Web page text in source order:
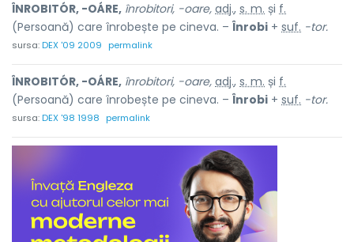
ÎNROBITÓR, -OÁRE, înrobitori, -oare, adj., s. m. și f.
(Persoană) care înrobește pe cineva. – Înrobi + suf. -tor.
sursa:DEX '09 2009 permalink
ÎNROBITÓR, -OÁRE, înrobitori, -oare, adj., s. m. și f.
(Persoană) care înrobește pe cineva. – Înrobi + suf. -tor.
sursa:DEX '98 1998 permalink